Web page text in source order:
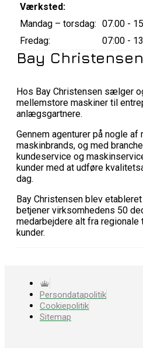
Værksted:
Mandag – torsdag: 07.00 -
Fredag:
07:00 -
Bay
Hos Bay Christensen sælger
mellemstore maskiner til
anlægsgartnere.
Gennem agenturer på nogle
maskinbrands, og med
kundeservice og
kunder med at udføre
dag.
Bay Christensen blev
betjener virksomhedens 50
medarbejdere alt fra regionale
kunder.
Persondatapolitik
Cookiepolitik
Sitemap